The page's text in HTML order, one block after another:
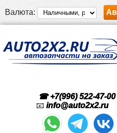
Валюта:
☎ +7(996) 522-47-00
📧 info@auto2x2.ru